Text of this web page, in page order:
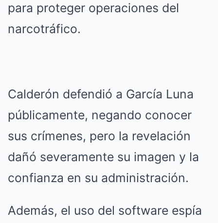
para proteger operaciones del
narcotráfico.
Calderón defendió a García Luna
públicamente, negando conocer
sus crímenes, pero la revelación
dañó severamente su imagen y la
confianza en su administración.
Además, el uso del software espía